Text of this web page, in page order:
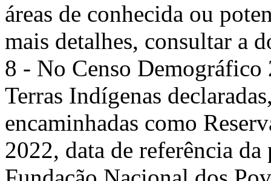
áreas de conhecida ou
mais detalhes, consultar a
8 - No Censo Demográfico
Terras Indígenas
encaminhadas como
2022, data de referência